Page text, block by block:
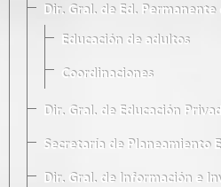
Dir. Gral. de Ed.
Educación de adultos
Coordinaciones
Dir. Gral. de Educación
Secretaría de Planeamiento
Dir. Gral. de Información e